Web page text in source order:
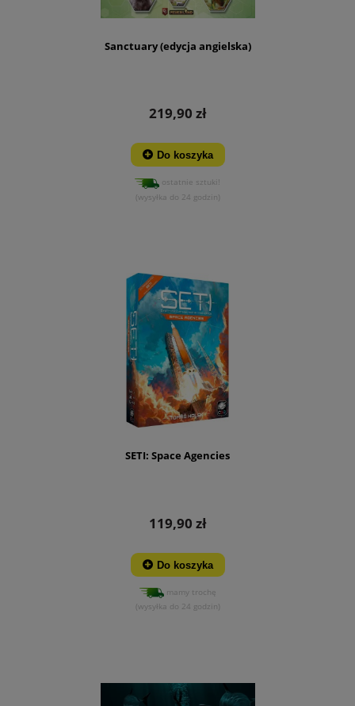
Sanctuary (edycja angielska)
219,90 zł
Do koszyka
ostatnie sztuki!
(wysyłka do 24 godzin)
SETI: Space Agencies
119,90 zł
Do koszyka
mamy trochę
(wysyłka do 24 godzin)